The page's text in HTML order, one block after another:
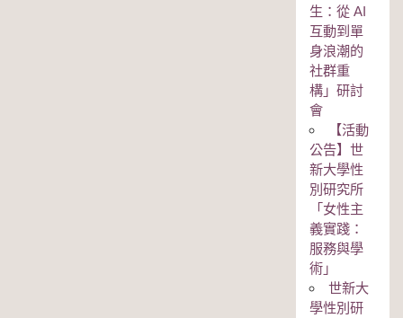
生：從 AI
互動到單
身浪潮的
社群重
構」研討
會
【活動
公告】世
新大學性
別研究所
「女性主
義實踐：
服務與學
術」
世新大
學性別研